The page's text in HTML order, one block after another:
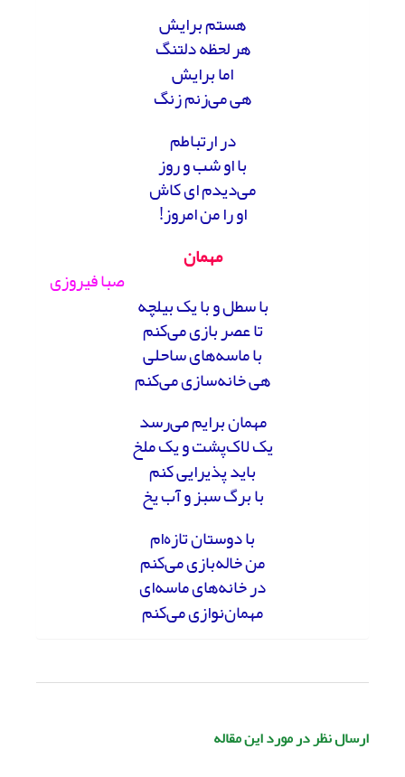
هستم برایش
هر لحظه دلتنگ
اما برایش
هی می‌زنم زنگ
در ارتباطم
با او شب و روز
می‌دیدم ای کاش
او را من امروز!
مهمان
صبا فیروزی
با سطل و با یک بیلچه
تا عصر بازی می‌کنم
با ماسه‌های ساحلی
هی خانه‌سازی می‌کنم
مهمان برایم می‌رسد
یک لاک‌پشت و یک ملخ
باید پذیرایی کنم
با برگ سبز و آب یخ
با دوستان تازه‌ام
من خاله‌بازی می‌کنم
در خانه‌های ماسه‌ای
مهمان‌نوازی می‌کنم
ارسال نظر در مورد این مقاله